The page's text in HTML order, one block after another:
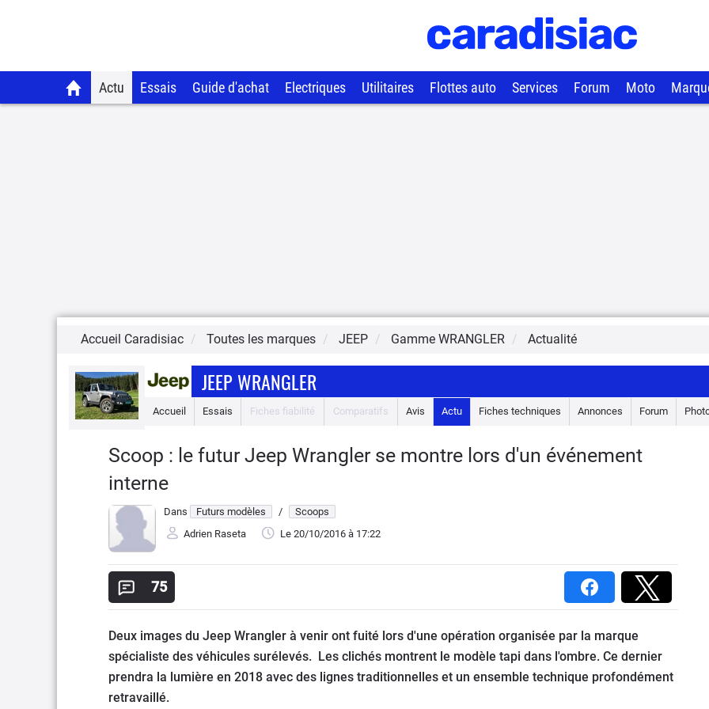
Actu Essais Guide d'achat Electriques Utilitaires Flottes auto Services Forum Moto
Accueil Caradisiac Toutes les marques JEEP Gamme WRANGLER Actualité
JEEP WRANGLER
Accueil Essais Fiches fiabilité Comparatifs Avis Actu Fiches techniques Annonces Forum
Scoop : le futur Jeep Wrangler se montre lors d'un événement
interne
Dans Futurs modèles /
Scoops
Adrien Raseta
Le 20/10/2016 à 17:22
75
Deux images du Jeep Wrangler à venir ont fuité lors d'une opération organisée par la marque
spécialiste des véhicules surélevés. Les clichés montrent le modèle tapi dans l'ombre. Ce dernier
prendra la lumière en 2018 avec des lignes traditionnelles et un ensemble technique profondément
retravaillé.